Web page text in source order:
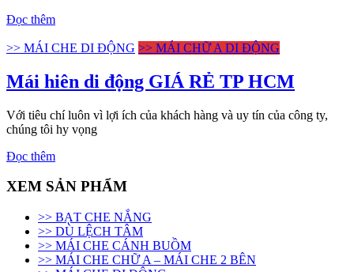
công
hiên,
bạt
xếp
động
giá
rẻ
tại
TP.HCM.
Bạt
Thuận
Phát
nhận
Đọc thêm
>> MÁI CHE DI ĐỘNG >> MÁI CHỮ A DI ĐỘNG
Mái hiên di động GIÁ RẺ TP HCM
Với tiêu chí luôn vì lợi ích của khách hàng và uy tín của công ty,
chúng tôi hy vọng
Đọc thêm
XEM SẢN PHẨM
>> BẠT CHE NẮNG
>> DÙ LỆCH TÂM
>> MÁI CHE CÁNH BUỒM
>> MÁI CHE CHỮ A – MÁI CHE 2 BÊN